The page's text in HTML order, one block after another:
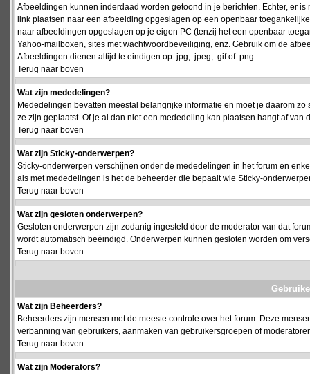
Afbeeldingen kunnen inderdaad worden getoond in je berichten. Echter, er
link plaatsen naar een afbeelding opgeslagen op een openbaar
naar afbeeldingen opgeslagen op je eigen PC (tenzij het een openbaar
Yahoo-mailboxen, sites met wachtwoordbeveiliging, enz. Gebruik om de
Afbeeldingen dienen altijd te eindigen op .jpg, .jpeg, .gif of .png.
Terug naar boven
Wat zijn mededelingen?
Mededelingen bevatten meestal belangrijke informatie en moet je daarom
ze zijn geplaatst. Of je al dan niet een mededeling kan plaatsen hangt af
Terug naar boven
Wat zijn Sticky-onderwerpen?
Sticky-onderwerpen verschijnen onder de mededelingen in het forum en
als met mededelingen is het de beheerder die bepaalt wie Sticky-
Terug naar boven
Wat zijn gesloten onderwerpen?
Gesloten onderwerpen zijn zodanig ingesteld door de moderator van dat
wordt automatisch beëindigd. Onderwerpen kunnen gesloten worden om
Terug naar boven
Wat zijn Beheerders?
Beheerders zijn mensen met de meeste controle over het forum. Deze
verbanning van gebruikers, aanmaken van gebruikersgroepen of
Terug naar boven
Wat zijn Moderators?